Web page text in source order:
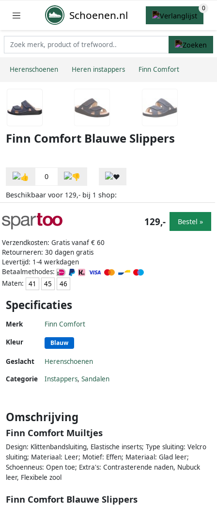
Schoenen.nl
Herenschoenen Heren instappers Finn Comfort
Finn Comfort Blauwe Slippers
0
Beschikbaar voor 129,- bij 1 shop:
Verzendkosten: Gratis vanaf € 60
Retourneren: 30 dagen gratis
Levertijd: 1-4 werkdagen
Betaalmethodes:
Maten:
41 45 46
129,- Bestel »
Specificaties
Merk Finn Comfort
Kleur Blauw
Geslacht
Herenschoenen
Categorie
Instappers, Sandalen
Omschrijving
Finn Comfort Muiltjes
Design: Klittenbandsluiting, Elastische inserts; Type sluiting: Velcro
sluiting; Materiaal: Leer; Motief: Effen; Materiaal: Glad leer;
Schoenneus: Open toe; Extra's: Contrasterende naden, Nubuck
leer, Flexibele zool
Finn Comfort Blauwe Slippers